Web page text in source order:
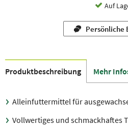
Auf
Persönliche
Produkt­beschreibung Mehr
Alleinfuttermittel für
Vollwertiges und schmackhaftes